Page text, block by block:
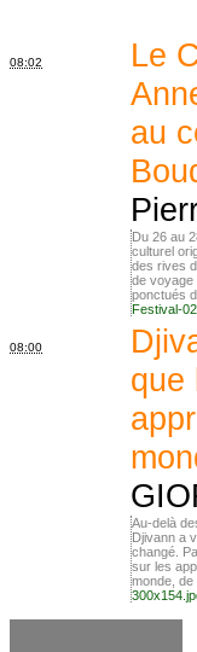
08:02
Le
au
Du 26 au
culturel
des rives
de voyage
ponctués
Festival-
08:00
que
Au-delà
Djivann a
changé.
sur les
monde,